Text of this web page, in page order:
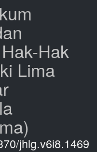
Hak
Lima
jhlg.v6i8.1469